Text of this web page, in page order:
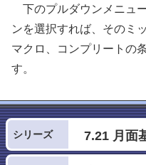
下のプルダウンメニュ
ンを選択すれば、そのミ
マクロ、コンプリートの
す。
シリーズ